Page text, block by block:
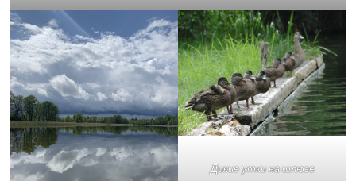
Дикие утки на шлюзе